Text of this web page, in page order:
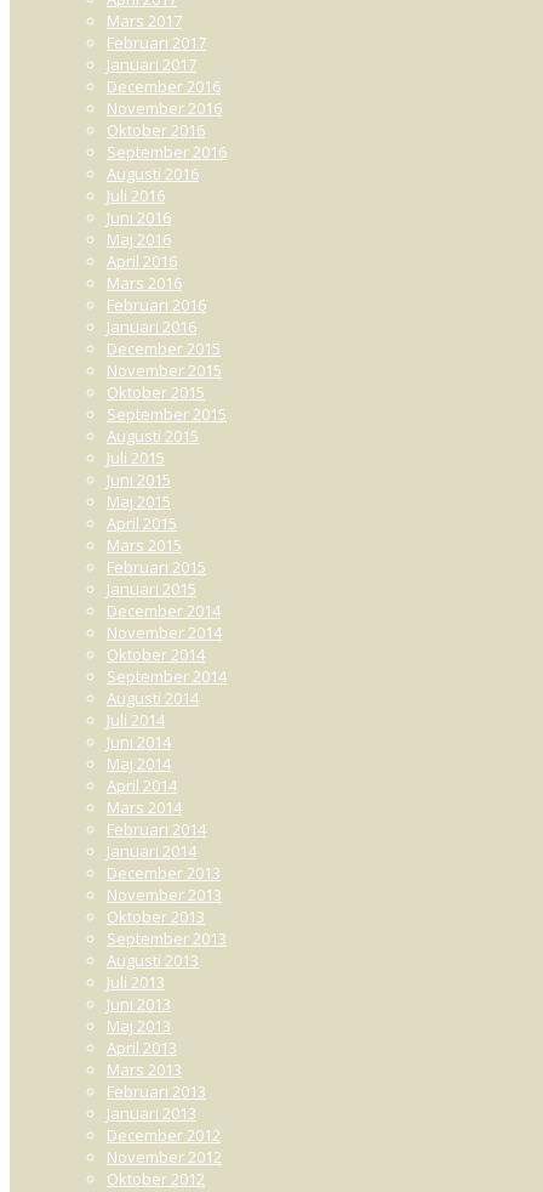
Mars 2017
Februari 2017
Januari 2017
December 2016
November 2016
Oktober 2016
September 2016
Augusti 2016
Juli 2016
Juni 2016
Maj 2016
April 2016
Mars 2016
Februari 2016
Januari 2016
December 2015
November 2015
Oktober 2015
September 2015
Augusti 2015
Juli 2015
Juni 2015
Maj 2015
April 2015
Mars 2015
Februari 2015
Januari 2015
December 2014
November 2014
Oktober 2014
September 2014
Augusti 2014
Juli 2014
Juni 2014
Maj 2014
April 2014
Mars 2014
Februari 2014
Januari 2014
December 2013
November 2013
Oktober 2013
September 2013
Augusti 2013
Juli 2013
Juni 2013
Maj 2013
April 2013
Mars 2013
Februari 2013
Januari 2013
December 2012
November 2012
Oktober 2012